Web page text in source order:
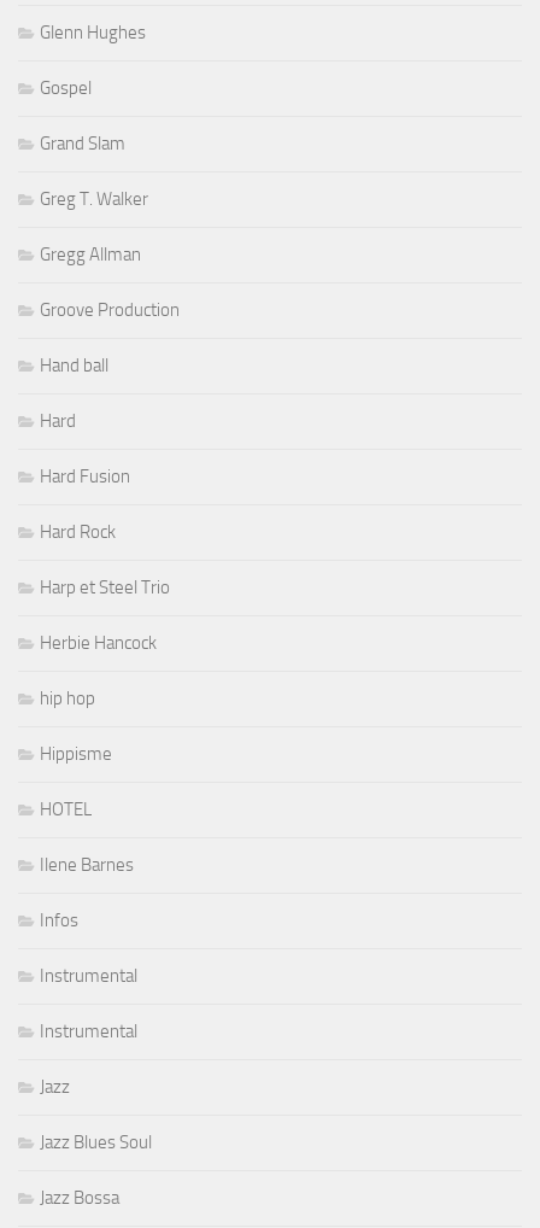
Glenn Hughes
Gospel
Grand Slam
Greg T. Walker
Gregg Allman
Groove Production
Hand ball
Hard
Hard Fusion
Hard Rock
Harp et Steel Trio
Herbie Hancock
hip hop
Hippisme
HOTEL
Ilene Barnes
Infos
Instrumental
Instrumental
Jazz
Jazz Blues Soul
Jazz Bossa